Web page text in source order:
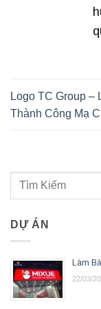
Logo TC Group –
Thành Công Mạ
DỰ ÁN
Làm
22/03/